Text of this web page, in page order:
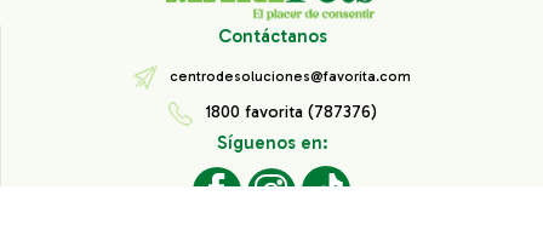
Contáctanos
centrodesoluciones@favorita.com
1800 favorita (787376)
Síguenos en: